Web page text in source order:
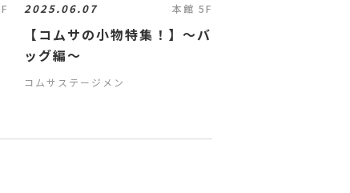
2025.06.07 本館 5F
【コムサの小物特集！】〜バ
ッグ編〜
コムサステージメン